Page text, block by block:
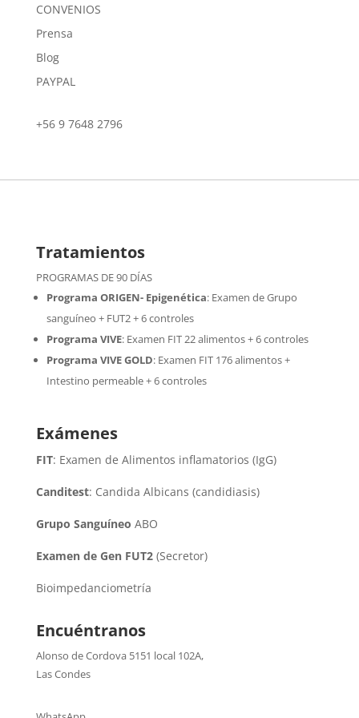
CONVENIOS
Prensa
Blog
PAYPAL
+56 9 7648 2796
Tratamientos
PROGRAMAS DE 90 DÍAS
Programa ORIGEN- Epigenética:Examen de Grupo
sanguíneo + FUT2 + 6 controles
Programa VIVE: Examen FIT 22 alimentos + 6 controles
Programa VIVE GOLD: Examen FIT 176 alimentos +
Intestino permeable + 6 controles
Exámenes
FIT: Examen de Alimentos inflamatorios (IgG)
Canditest: Candida Albicans (candidiasis)
Grupo Sanguíneo ABO
Examen de Gen FUT2(Secretor)
Bioimpedanciometría
Encuéntranos
Alonso de Cordova 5151 local 102A,
Las Condes